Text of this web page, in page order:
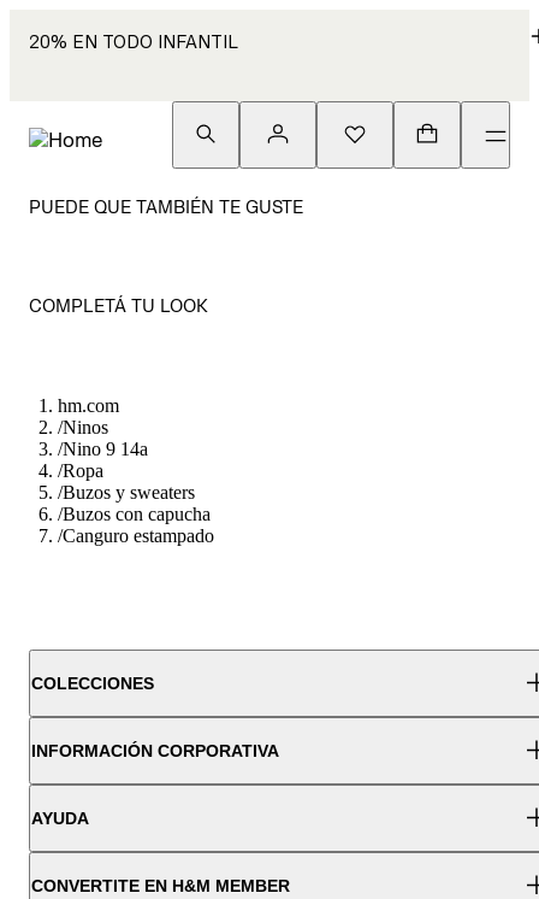
20% EN TODO INFANTIL
PUEDE QUE TAMBIÉN TE GUSTE
COMPLETÁ TU LOOK
hm.com
/Ninos
/Nino 9 14a
/Ropa
/Buzos y sweaters
/Buzos con capucha
/Canguro estampado
COLECCIONES
INFORMACIÓN CORPORATIVA
AYUDA
CONVERTITE EN H&M MEMBER